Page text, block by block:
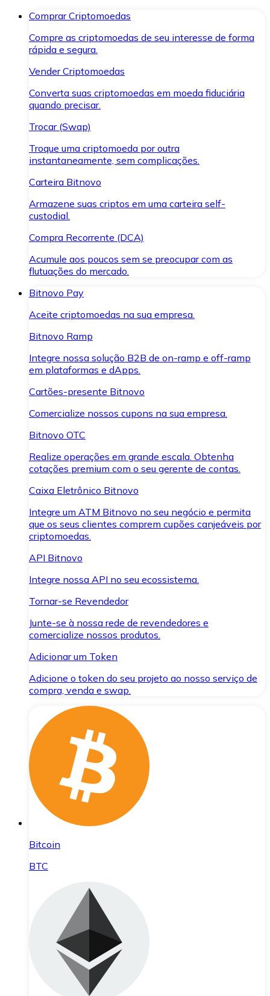
Comprar Criptomoedas
Compre as criptomoedas de seu interesse de forma
rápida e segura.
Vender Criptomoedas
Converta suas criptomoedas em moeda fiduciária
quando precisar.
Trocar (Swap)
Troque uma criptomoeda por outra
instantaneamente, sem complicações.
Carteira Bitnovo
Armazene suas criptos em uma carteira self-
custodial.
Compra Recorrente (DCA)
Acumule aos poucos sem se preocupar com as
flutuações do mercado.
Bitnovo Pay
Aceite criptomoedas na sua empresa.
Bitnovo Ramp
Integre nossa solução B2B de on-ramp e off-ramp
em plataformas e dApps.
Cartões-presente Bitnovo
Comercialize nossos cupons na sua empresa.
Bitnovo OTC
Realize operações em grande escala. Obtenha
cotações premium com o seu gerente de contas.
Caixa Eletrônico Bitnovo
Integre um ATM Bitnovo no seu negócio e permita
que os seus clientes comprem cupões canjeáveis por
criptomoedas.
API Bitnovo
Integre nossa API no seu ecossistema.
Tornar-se Revendedor
Junte-se à nossa rede de revendedores e
comercialize nossos produtos.
Adicionar um Token
Adicione o token do seu projeto ao nosso serviço de
compra, venda e swap.
Bitcoin
BTC